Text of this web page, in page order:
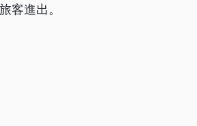
客進出。